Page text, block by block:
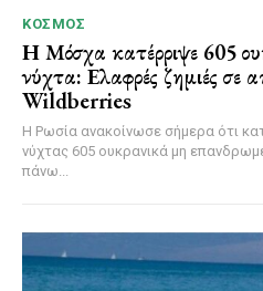
ΚΌΣΜΟΣ
Η Μόσχα κατέρριψε 605
νύχτα: Ελαφρές ζημιές σε
Wildberries
Η Ρωσία ανακοίνωσε σήμερα ότι
νύχτας 605 ουκρανικά μη
πάνω...